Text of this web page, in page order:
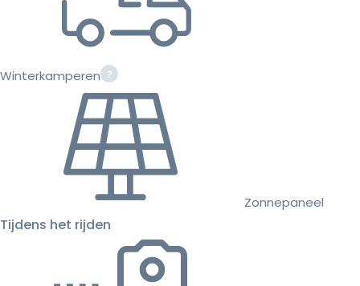
Winterkamperen
Zonnepaneel
Tijdens het rijden